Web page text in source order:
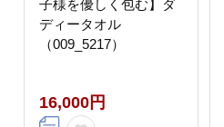
子様を優しく包む】ダ
ディータオル
（009_5217）
16,000円